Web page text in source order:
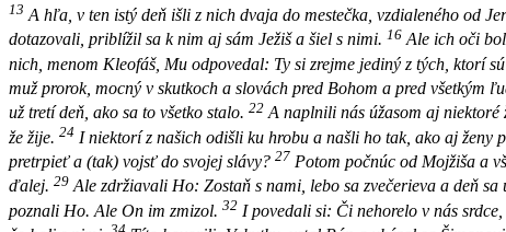
13 A hľa, v ten istý deň išli z nich dvaja do mestečka, vzdialeného od
dotazovali, priblížil sa k nim aj sám Ježiš a šiel s nimi. 16 Ale ich oči
nich, menom Kleofáš, Mu odpovedal: Ty si zrejme jediný z tých, ktorí
muž prorok, mocný v skutkoch a slovách pred Bohom a pred všetkým
už tretí deň, ako sa to všetko stalo. 22 A naplnili nás úžasom aj niektoré
že žije. 24 I niektorí z našich odišli ku hrobu a našli ho tak, ako aj ženy
pretrpieť a (tak) vojsť do svojej slávy? 27 Potom počnúc od Mojžiša a
ďalej. 29 Ale zdržiavali Ho: Zostaň s nami, lebo sa zvečerieva a deň
poznali Ho. Ale On im zmizol. 32 I povedali si: Či nehorelo v nás